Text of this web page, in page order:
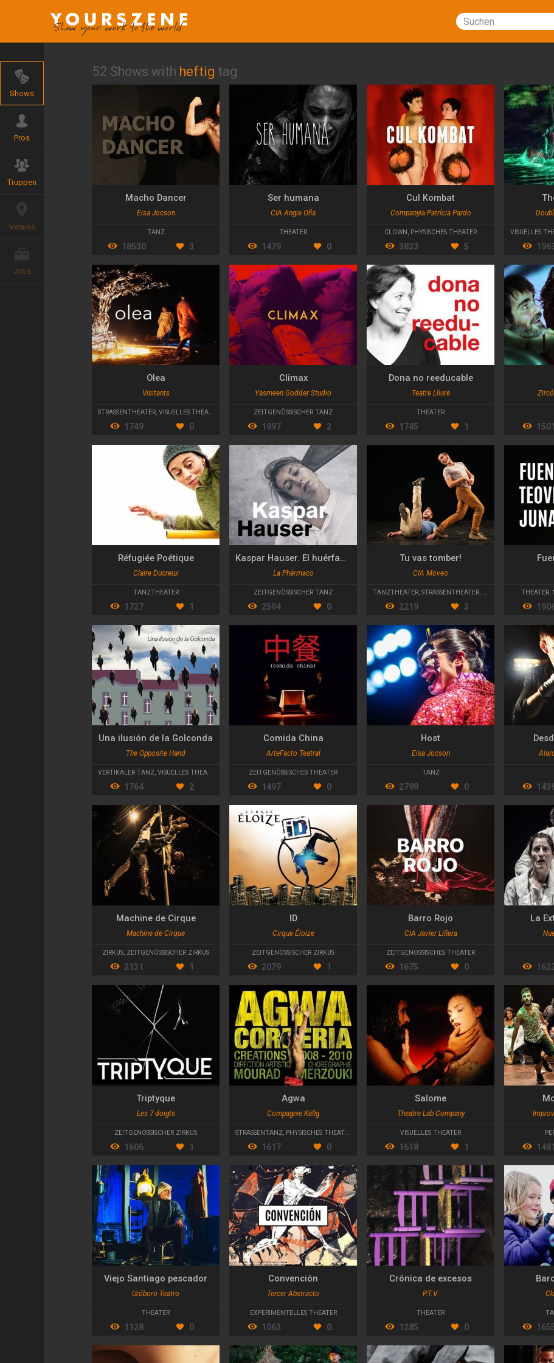
Suchen
Shows
Pros
Truppen
Venues
Jobs
52 Shows with heftig tag
Macho Dancer
Eisa Jocson
TANZ
18530 3
Ser humana
CIA Angie Oña
THEATER
1479 0
Cul Kombat
Companyia Patrícia Pardo
CLOWN , PHYSISCHES THEATER
3833 5
VISUELLES
Olea
Visitants
STRASSENTHEATER , VISUELLES THEATER
1749 0
Climax
Yasmeen Godder Studio
ZEITGENÖSSISCHER TANZ
1997 2
Dona no reeducable
Teatre Lliure
THEATER
1745 1 1501
Réfugiée Poétique
Claire Ducreux
TANZTHEATER
1727 1
Kaspar Hauser. El huérfano de Europa
La Phármaco
ZEITGENÖSSISCHER TANZ
2594 0
Tu vas tomber!
CIA Moveo
TANZTHEATER, STRASSENTHEATER , PHYSISCHES THEATER
2219 3
THEATER,
Una ilusión de la Golconda
The Opposite Hand
VERTIKALER TANZ, VISUELLES THEATER
1764 2
Comida China
ArteFacto Teatral
ZEITGENÖSSISCHES THEATER
1497 0
Host
Eisa Jocson
TANZ
2799 0
Machine de Cirque
Machine de Cirque
ZIRKUS, ZEITGENÖSSISCHER ZIRKUS
2131 1
ID
Cirque Éloize
ZEITGENÖSSISCHER ZIRKUS
2079 1
Barro Rojo
CIA Javier Liñera
ZEITGENÖSSISCHES THEATER
1675 0
La
Triptyque
Les 7 doigts
ZEITGENÖSSISCHER ZIRKUS
1606 1
Agwa
Compagnie Käfig
STRASSENTANZ , PHYSISCHES THEATER
1617 0
Salome
Theatre Lab Company
VISUELLES THEATER
1618 1 1481
Viejo Santiago pescador
Uróboro Teatro
THEATER
1128 0
Convención
Tercer Abstracto
EXPERIMENTELLES THEATER
1062 0
Crónica de excesos
P.T.V.
THEATER
1285 0